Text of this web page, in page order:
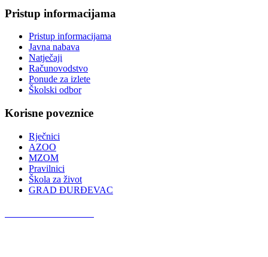
Pristup informacijama
Pristup informacijama
Javna nabava
Natječaji
Računovodstvo
Ponude za izlete
Školski odbor
Korisne poveznice
Rječnici
AZOO
MZOM
Pravilnici
Škola za život
GRAD ĐURĐEVAC